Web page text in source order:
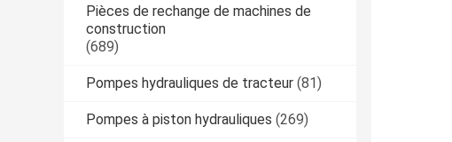
Pièces de rechange de machines de
construction
(689)
Pompes hydrauliques de tracteur (81)
Pompes à piston hydrauliques (269)